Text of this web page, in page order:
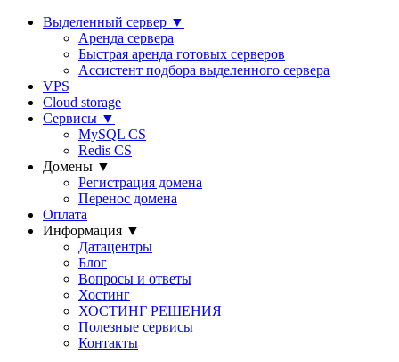
Выделенный сервер ▼
Аренда сервера
Быстрая аренда готовых серверов
Ассистент подбора выделенного сервера
VPS
Cloud storage
Сервисы ▼
MySQL CS
Redis CS
Домены ▼
Регистрация домена
Перенос домена
Оплата
Информация ▼
Датацентры
Блог
Вопросы и ответы
Хостинг
ХОСТИНГ РЕШЕНИЯ
Полезные сервисы
Контакты